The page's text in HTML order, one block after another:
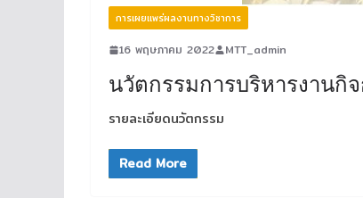
การเผยแพร่ผลงานทางวิชาการ
16 พฤษภาคม 2022 MTT_admin
นวัตกรรมการบริหารงานกิจ
รายละเอียดนวัตกรรม
Read More